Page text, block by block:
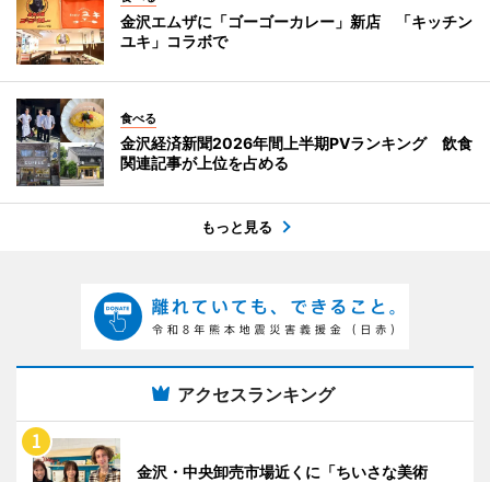
金沢エムザに「ゴーゴーカレー」新店 「キッチン
ユキ」コラボで
食べる
金沢経済新聞2026年間上半期PVランキング 飲食
関連記事が上位を占める
もっと見る
アクセスランキング
金沢・中央卸売市場近くに「ちいさな美術